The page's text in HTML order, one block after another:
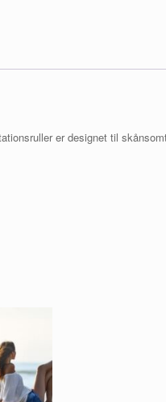
er designet til